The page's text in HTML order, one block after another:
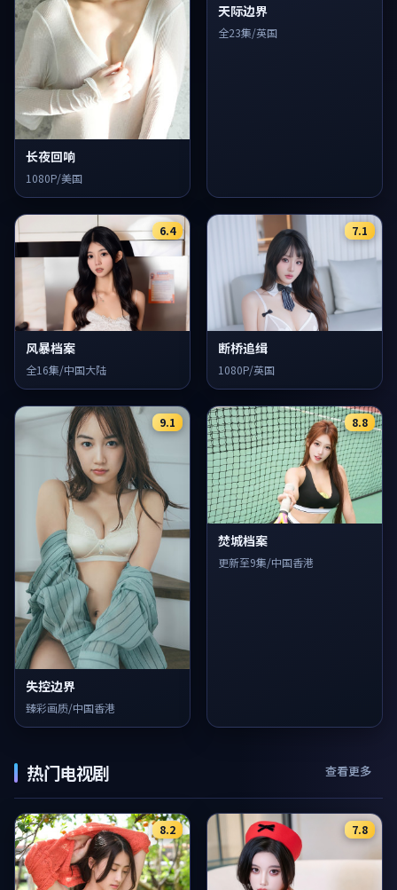
长夜回响
1080P/美国
天际边界
全23集/英国
6.4
风暴档案
全16集/中国大陆
7.1
断桥追缉
1080P/英国
9.1
失控边界
臻彩画质/中国香港
8.8
焚城档案
更新至9集/中国香港
热门电视剧 查看更多
8.2 7.8